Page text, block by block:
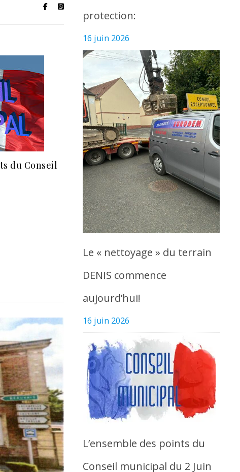
du Conseil
protection:
16 juin 2026
Le « nettoyage » du terrain
DENIS commence
aujourd’hui!
16 juin 2026
L’ensemble des points du
Conseil municipal du 2 Juin